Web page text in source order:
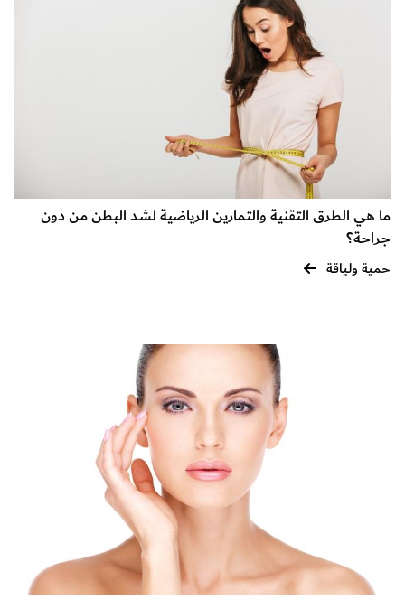
ما هي الطرق التقنية والتمارين الرياضية لشد البطن من دون
جراحة؟
حمية ولياقة